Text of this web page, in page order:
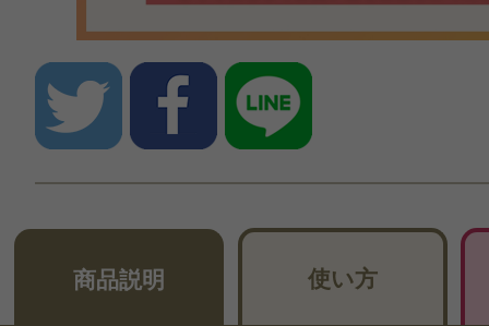
商品説明 使い方